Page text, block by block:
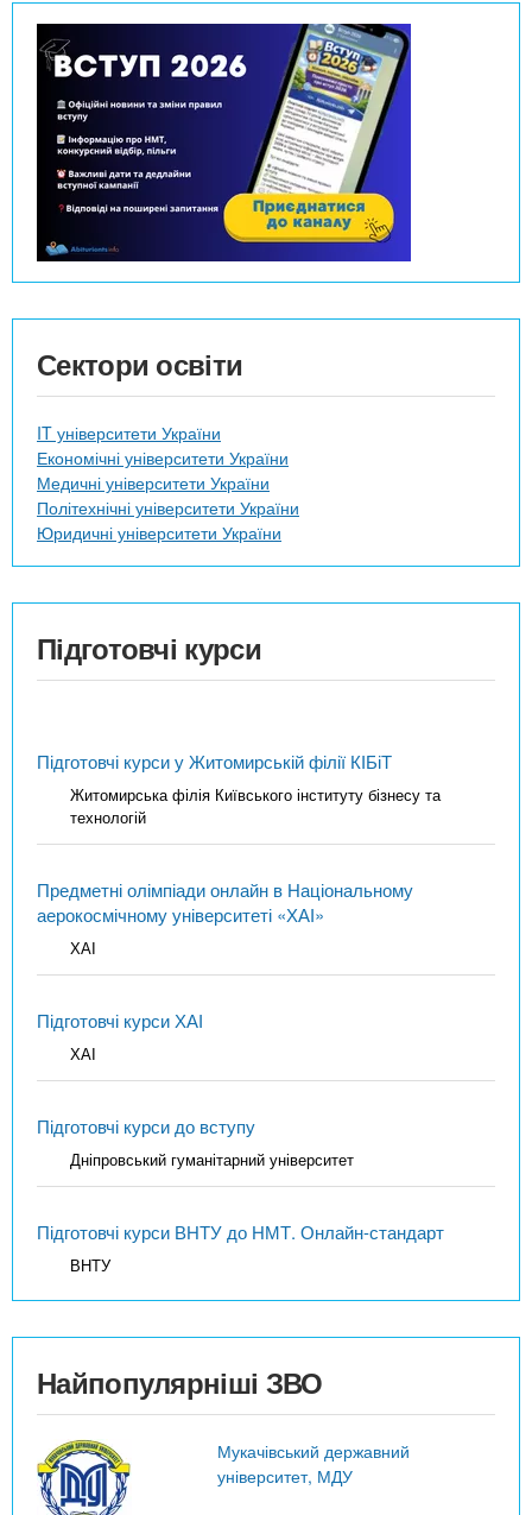
Сектори освіти
IT університети України
Економічні університети України
Медичні університети України
Політехнічні університети України
Юридичні університети України
Підготовчі курси
Підготовчі курси у Житомирській філії КІБіТ
Житомирська філія Київського інституту бізнесу та
технологій
Предметні олімпіади онлайн в Національному
аерокосмічному університеті «ХАІ»
ХАІ
Підготовчі курси ХАІ
ХАІ
Підготовчі курси до вступу
Дніпровський гуманітарний університет
Підготовчі курси ВНТУ до НМТ. Онлайн-стандарт
ВНТУ
Найпопулярніші ЗВО
Мукачівський державний
університет, МДУ